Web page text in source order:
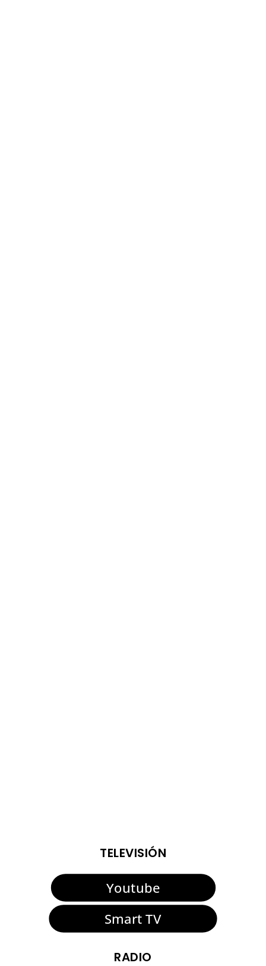
TELEVISIÓN
Youtube
Smart TV
RADIO